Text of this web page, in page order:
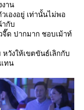
าน
เองอยู่ เท่านั้นไม่พอ
กับ
ด ปากมาก ชอบเม้าท์
วังให้เขตขันธ์เลิกกับ
ทน